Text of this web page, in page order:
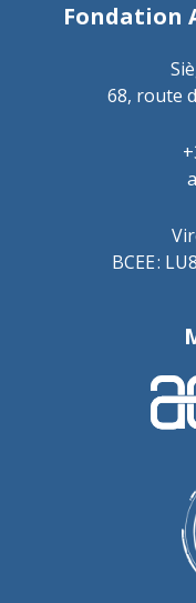
Fondation
68, route
BCEE :